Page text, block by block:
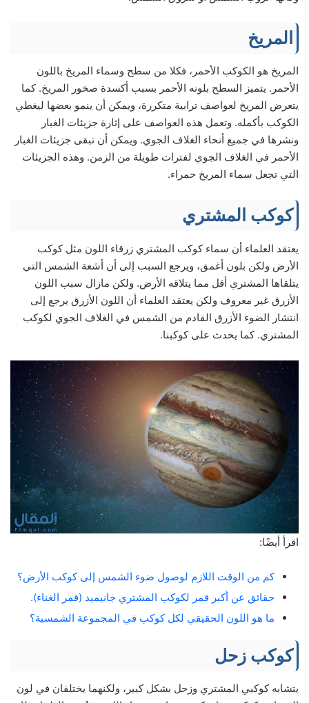
المريخ
المريخ هو الكوكب الأحمر، فكلا من سطح وسماء المريخ باللون
الأحمر. يتميز السطح بلونه الأحمر بسبب أكسدة صخور المريخ. كما
يتعرض المريخ لعواصف ترابية متكررة، ويمكن أن ينمو بعضها ليغطي
الكوكب بأكمله. وتعمل هذه العواصف على إثارة جزيئات الغبار
ونشرها في جميع أنحاء الغلاف الجوي. ويمكن أن تبقى جزيئات الغبار
الأحمر في الغلاف الجوي لفترات طويلة من الزمن. وهذه الجزيئات
التي تجعل سماء المريخ حمراء.
كوكب المشتري
يعتقد العلماء أن سماء كوكب المشتري زرقاء اللون مثل كوكب
الأرض ولكن بلون أغمق، ويرجع السبب إلى أن أشعة الشمس التي
يتلقاها المشتري أقل مما يتلاقه الأرض. ولكن مازال سبب اللون
الأزرق غير معروف ولكن يعتقد العلماء أن اللون الأزرق يرجع إلى
انتشار الضوء الأزرق القادم من الشمس في الغلاف الجوي لكوكب
المشتري. كما يحدث على كوكبنا.
اقرأ أيضًا:
كم من الوقت اللازم لوصول ضوء الشمس إلى كوكب الأرض؟
حقائق عن أكبر قمر لكوكب المشتري جانيميد (قمر الغناء).
ما هو اللون الحقيقي لكل كوكب في المجموعة الشمسية؟
كوكب زحل
يتشابه كوكبي المشتري وزحل بشكل كبير، ولكنهما يختلفان في لون